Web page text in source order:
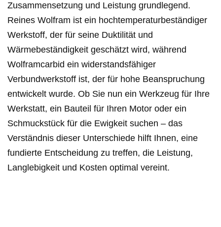
Zusammensetzung und Leistung grundlegend.
Reines Wolfram ist ein hochtemperaturbeständiger
Werkstoff, der für seine Duktilität und
Wärmebeständigkeit geschätzt wird, während
Wolframcarbid ein widerstandsfähiger
Verbundwerkstoff ist, der für hohe Beanspruchung
entwickelt wurde. Ob Sie nun ein Werkzeug für Ihre
Werkstatt, ein Bauteil für Ihren Motor oder ein
Schmuckstück für die Ewigkeit suchen – das
Verständnis dieser Unterschiede hilft Ihnen, eine
fundierte Entscheidung zu treffen, die Leistung,
Langlebigkeit und Kosten optimal vereint.